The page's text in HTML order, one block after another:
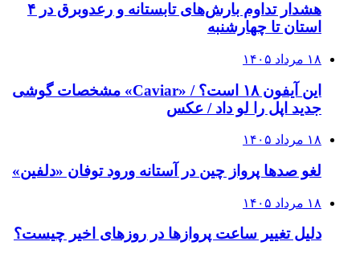
هشدار تداوم بارش‌های تابستانه و رعدوبرق در ۴
استان تا چهارشنبه
۱۸ مرداد ۱۴۰۵
این آیفون ۱۸ است؟ / «Caviar» مشخصات گوشی
جدید اپل را لو داد / عکس
۱۸ مرداد ۱۴۰۵
لغو صدها پرواز چین در آستانه ورود توفان «دلفین»
۱۸ مرداد ۱۴۰۵
دلیل تغییر ساعت پروازها در روزهای اخیر چیست؟